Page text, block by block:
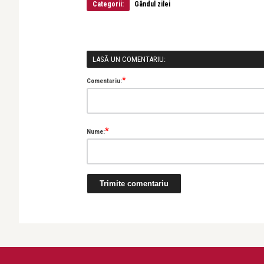
Categorii: Gândul zilei
LASĂ UN COMENTARIU:
Comentariu:*
Nume:*